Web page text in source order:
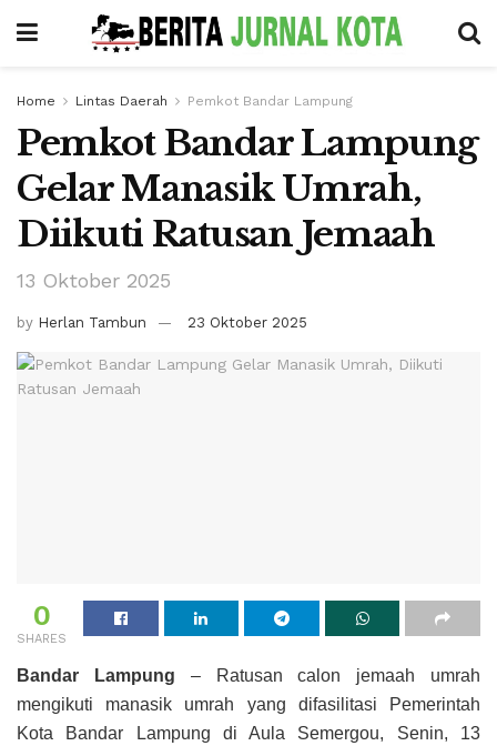
Home Lintas Daerah Pemkot Bandar Lampung
Pemkot Bandar Lampung
Gelar Manasik Umrah,
Diikuti Ratusan Jemaah
13 Oktober 2025
by Herlan Tambun 23 Oktober 2025
0
SHARES
Bandar Lampung – Ratusan calon jemaah umrah
mengikuti manasik umrah yang difasilitasi Pemerintah
Kota Bandar Lampung di Aula Semergou, Senin, 13